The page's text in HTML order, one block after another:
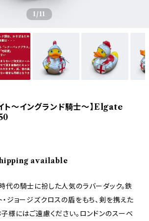
1/11
ト～イングランド騎士～】Elgate
available
代の騎士に扮した人気のラバーダック。鉄
・ジョージズクロスの盾をもち、剣を携えた
様にはご遠慮ください。ロンドンのスーベ